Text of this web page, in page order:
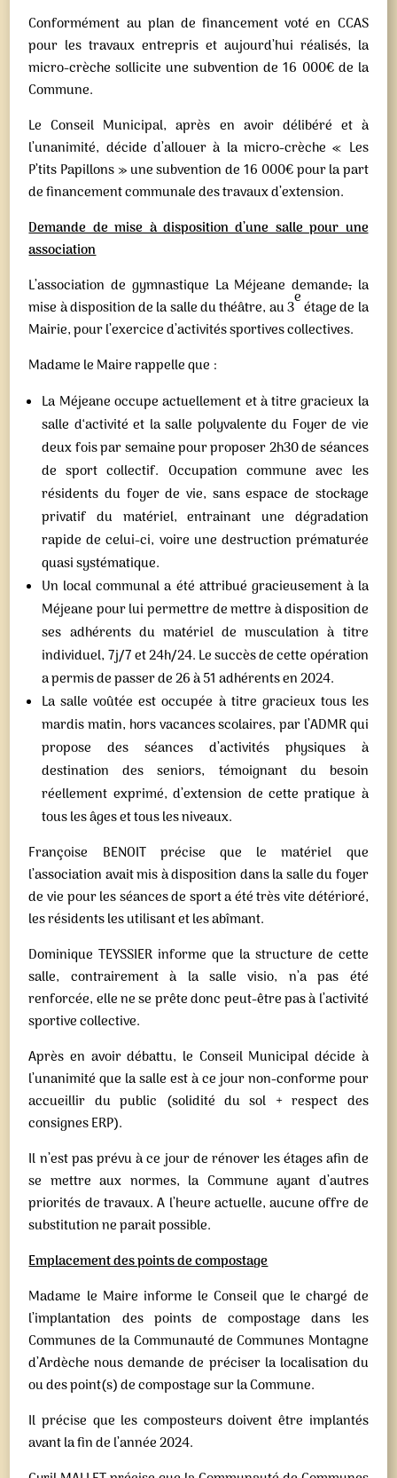
Conformément au plan de financement voté en CCAS
pour les travaux entrepris et aujourd’hui réalisés, la
micro-crèche sollicite une subvention de 16 000€ de la
Commune.
Le Conseil Municipal, après en avoir délibéré et à
l’unanimité, décide d’allouer à la micro-crèche « Les
P’tits Papillons » une subvention de 16 000€ pour la part
de financement communale des travaux d’extension.
Demande de mise à disposition d’une salle pour une
association
L’association de gymnastique La Méjeane demande,la
mise à disposition de la salle du théâtre, au 3eétage de la
Mairie, pour l’exercice d’activités sportives collectives.
Madame le Maire rappelle que :
La Méjeane occupe actuellement et à titre gracieux la
salle d‘activité et la salle polyvalente du Foyer de vie
deux fois par semaine pour proposer 2h30 de séances
de sport collectif. Occupation commune avec les
résidents du foyer de vie, sans espace de stockage
privatif du matériel, entrainant une dégradation
rapide de celui-ci, voire une destruction prématurée
quasi systématique.
Un local communal a été attribué gracieusement à la
Méjeane pour lui permettre de mettre à disposition de
ses adhérents du matériel de musculation à titre
individuel, 7j/7 et 24h/24. Le succès de cette opération
a permis de passer de 26 à 51 adhérents en 2024.
La salle voûtée est occupée à titre gracieux tous les
mardis matin, hors vacances scolaires, par l’ADMR qui
propose des séances d’activités physiques à
destination des seniors, témoignant du besoin
réellement exprimé, d’extension de cette pratique à
tous les âges et tous les niveaux.
Françoise BENOIT précise que le matériel que
l’association avait mis à disposition dans la salle du foyer
de vie pour les séances de sport a été très vite détérioré,
les résidents les utilisant et les abîmant.
Dominique TEYSSIER informe que la structure de cette
salle, contrairement à la salle visio, n’a pas été
renforcée, elle ne se prête donc peut-être pas à l’activité
sportive collective.
Après en avoir débattu, le Conseil Municipal décide à
l’unanimité que la salle est à ce jour non-conforme pour
accueillir du public (solidité du sol + respect des
consignes ERP).
Il n’est pas prévu à ce jour de rénover les étages afin de
se mettre aux normes, la Commune ayant d’autres
priorités de travaux. A l’heure actuelle, aucune offre de
substitution ne parait possible.
Emplacement des points de compostage
Madame le Maire informe le Conseil que le chargé de
l’implantation des points de compostage dans les
Communes de la Communauté de Communes Montagne
d’Ardèche nous demande de préciser la localisation du
ou des point(s) de compostage sur la Commune.
Il précise que les composteurs doivent être implantés
avant la fin de l’année 2024.